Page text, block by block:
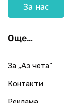
За нас
Още…
За „Аз чета“
Контакти